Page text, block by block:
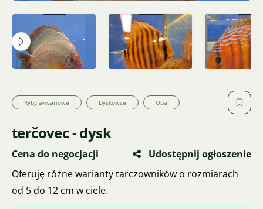
Ryby akwariowe Dyskowce Oba
terčovec - dysk
Cena do negocjacji
Udostępnij ogłoszenie
Oferuję różne warianty tarczowników o rozmiarach
od 5 do 12 cm w ciele.